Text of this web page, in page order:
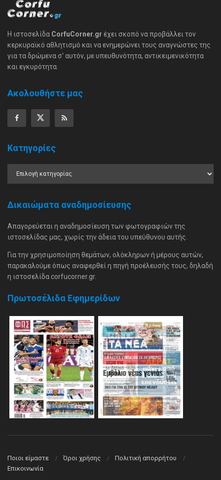
Η ιστοσελίδα CorfuCorner.gr έχει σκοπό να προβάλλει τον
κερκυραϊκό αθλητισμό και να ενημερώνει τους αναγνώστες της
για τα δρώμενα σ' αυτόν, με υπευθυνότητα, αντικειμενικότητα
και εγκυρότητα.
Ακολουθήστε μας
Κατηγορίες
Δικαιώματα αναδημοσίευσης
Απαγορεύεται η αναδημοσίευση των φωτογραφιών της
ιστοσελίδας μας, χωρίς την άδεια του υπεύθυνου αυτής.
Για την χρησιμοποίηση θεμάτων, ολόκληρων ή μέρους αυτών,
παρακαλούμε όπως αναφερθεί η πηγή προέλευσής τους, δηλαδή
η ιστοσελίδα corfucorner.gr.
Πρωτοσέλιδα Εφημερίδων
Ποιοι είμαστε Όροι χρήσης
Πολιτική απορρήτου
Επικοινωνία